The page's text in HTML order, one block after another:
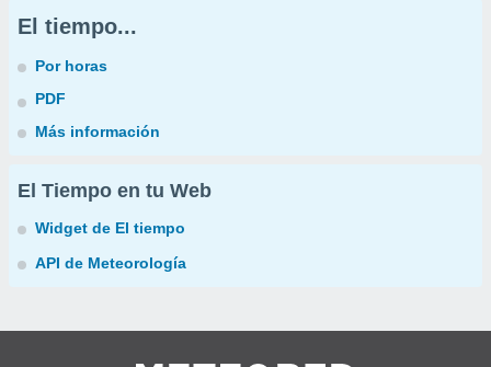
El tiempo...
Por horas
PDF
Más información
El Tiempo en tu Web
Widget de El tiempo
API de Meteorología